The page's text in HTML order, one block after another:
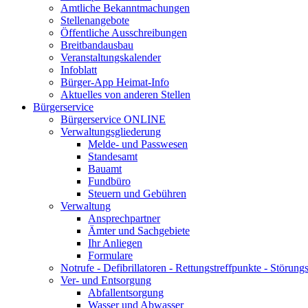
Amtliche Bekanntmachungen
Stellenangebote
Öffentliche Ausschreibungen
Breitbandausbau
Veranstaltungskalender
Infoblatt
Bürger-App Heimat-Info
Aktuelles von anderen Stellen
Bürgerservice
Bürgerservice ONLINE
Verwaltungsgliederung
Melde- und Passwesen
Standesamt
Bauamt
Fundbüro
Steuern und Gebühren
Verwaltung
Ansprechpartner
Ämter und Sachgebiete
Ihr Anliegen
Formulare
Notrufe - Defibrillatoren - Rettungstreffpunkte -
Ver- und Entsorgung
Abfallentsorgung
Wasser und Abwasser